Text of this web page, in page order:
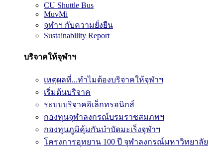
CU Shuttle Bus
MuvMi
จุฬาฯ กับความยั่งยืน
Sustainability Report
บริจาคให้จุฬาฯ
เหตุผลที่...ทำไมต้องบริจาคให้จุฬาฯ
เริ่มต้นบริจาค
ระบบบริจาคอิเล็กทรอนิกส์
กองทุนจุฬาลงกรณ์บรมราชสมภพฯ
กองทุนภูมิคุ้มกันบำบัดมะเร็งจุฬาฯ
โครงการอุทยาน 100 ปี จุฬาลงกรณ์มหาวิทยาลัย